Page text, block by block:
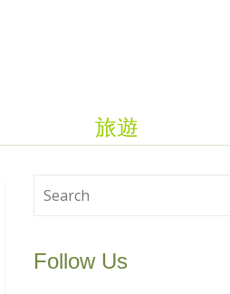
旅遊
Follow Us